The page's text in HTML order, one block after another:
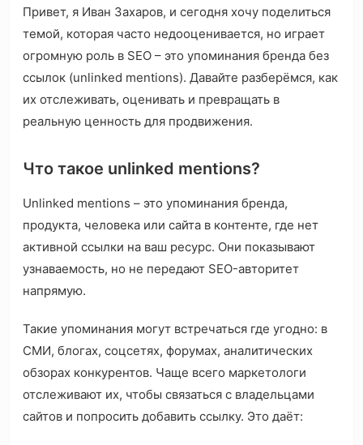
Привет, я Иван Захаров, и сегодня хочу поделиться
темой, которая часто недооценивается, но играет
огромную роль в SEO – это упоминания бренда без
ссылок (unlinked mentions). Давайте разберёмся, как
их отслеживать, оценивать и превращать в
реальную ценность для продвижения.
Что такое unlinked mentions?
Unlinked mentions – это упоминания бренда,
продукта, человека или сайта в контенте, где нет
активной ссылки на ваш ресурс. Они показывают
узнаваемость, но не передают SEO-авторитет
напрямую.
Такие упоминания могут встречаться где угодно: в
СМИ, блогах, соцсетях, форумах, аналитических
обзорах конкурентов. Чаще всего маркетологи
отслеживают их, чтобы связаться с владельцами
сайтов и попросить добавить ссылку. Это даёт: